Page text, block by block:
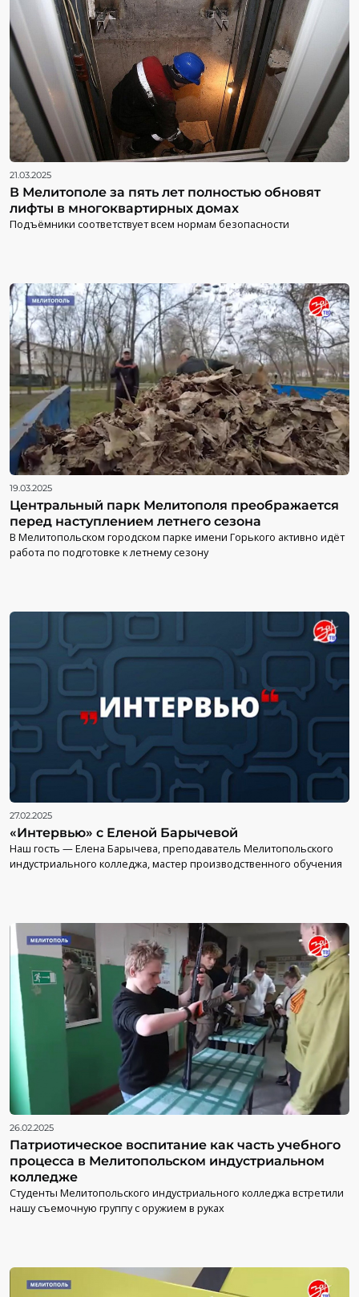
21.03.2025
В Мелитополе за пять лет полностью обновят
лифты в многоквартирных домах
Подъёмники соответствует всем нормам безопасности
19.03.2025
Центральный парк Мелитополя преображается
перед наступлением летнего сезона
В Мелитопольском городском парке имени Горького активно идёт
работа по подготовке к летнему сезону
27.02.2025
«Интервью» с Еленой Барычевой
Наш гость — Елена Барычева, преподаватель Мелитопольского
индустриального колледжа, мастер производственного обучения
26.02.2025
Патриотическое воспитание как часть учебного
процесса в Мелитопольском индустриальном
колледже
Студенты Мелитопольского индустриального колледжа встретили
нашу съемочную группу с оружием в руках